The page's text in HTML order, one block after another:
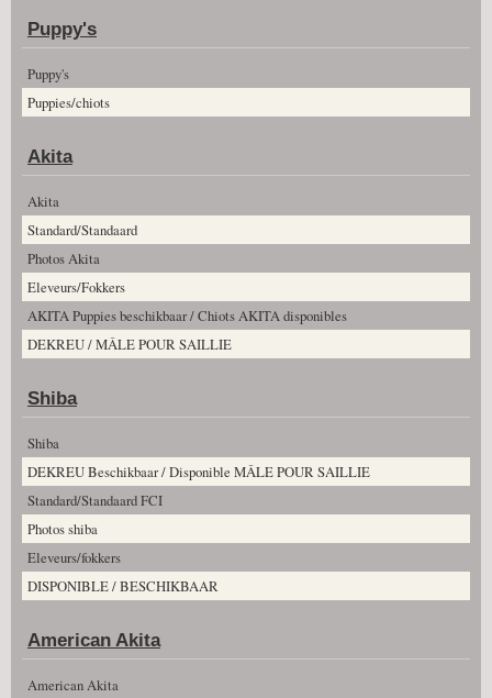
Puppy's
Puppy's
Puppies/chiots
Akita
Akita
Standard/Standaard
Photos Akita
Eleveurs/Fokkers
AKITA Puppies beschikbaar / Chiots AKITA disponibles
DEKREU / MÂLE POUR SAILLIE
Shiba
Shiba
DEKREU Beschikbaar / Disponible MÂLE POUR SAILLIE
Standard/Standaard FCI
Photos shiba
Eleveurs/fokkers
DISPONIBLE / BESCHIKBAAR
American Akita
American Akita